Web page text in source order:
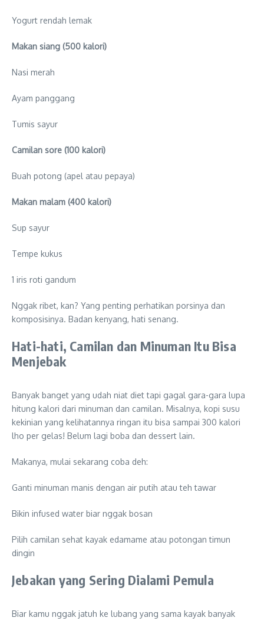
Yogurt rendah lemak
Makan siang (500 kalori)
Nasi merah
Ayam panggang
Tumis sayur
Camilan sore (100 kalori)
Buah potong (apel atau pepaya)
Makan malam (400 kalori)
Sup sayur
Tempe kukus
1 iris roti gandum
Nggak ribet, kan? Yang penting perhatikan porsinya dan
komposisinya. Badan kenyang, hati senang.
Hati-hati, Camilan dan Minuman Itu Bisa
Menjebak
Banyak banget yang udah niat diet tapi gagal gara-gara lupa
hitung kalori dari minuman dan camilan. Misalnya, kopi susu
kekinian yang kelihatannya ringan itu bisa sampai 300 kalori
lho per gelas! Belum lagi boba dan dessert lain.
Makanya, mulai sekarang coba deh:
Ganti minuman manis dengan air putih atau teh tawar
Bikin infused water biar nggak bosan
Pilih camilan sehat kayak edamame atau potongan timun
dingin
Jebakan yang Sering Dialami Pemula
Biar kamu nggak jatuh ke lubang yang sama kayak banyak